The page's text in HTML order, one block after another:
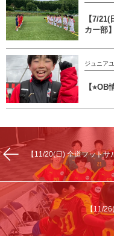
【7/
カー部】
ジュニア
【
【11/20(日) 全道フット
【11/